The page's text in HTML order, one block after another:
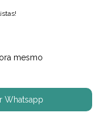
mesmo
Whatsapp